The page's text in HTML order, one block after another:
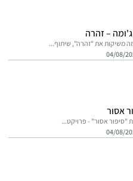
זהרה
את "זהרה", שיתוף...
אסור" - פרויקט...